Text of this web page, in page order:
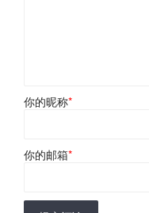
你的昵称*
你的邮箱*